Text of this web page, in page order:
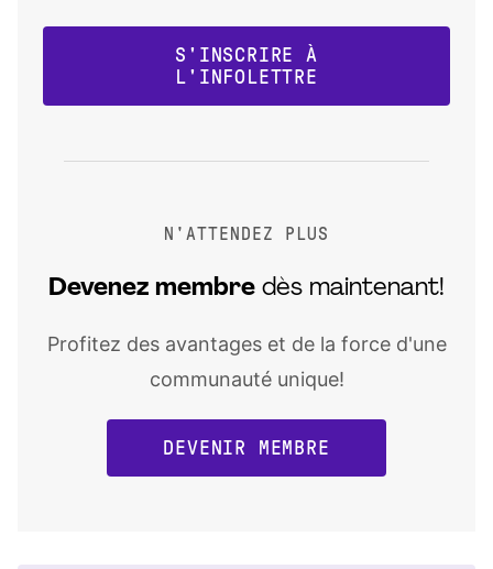
S'INSCRIRE À
L'INFOLETTRE
N'ATTENDEZ PLUS
Devenez membre dès maintenant!
Profitez des avantages et de la force d'une
communauté unique!
DEVENIR MEMBRE